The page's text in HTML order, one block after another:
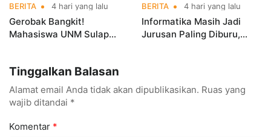
BERITA 4 hari yang lalu
Gerobak Bangkit!
Mahasiswa UNM Sulap
BERITA 4 hari yang lalu
Informatika Masih Jadi
Jurusan Paling Diburu,
Tinggalkan Balasan
Alamat email Anda tidak akan dipublikasikan. Ruas yang
wajib ditandai *
Komentar *